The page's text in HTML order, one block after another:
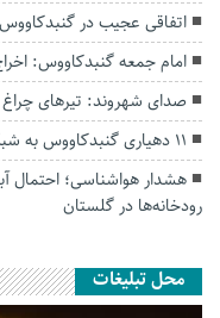
اتفاقی عجیب در‌
امام جمعه گنبدکاووس:
صدای شهروند: تیرهای
۱۱ دهیاری گنبدکاووس به شبکه حفاظت مردمی منابع طبیعی پیوستند
هشدار هواشناسی؛ احتمال
رودخانه‌ها در گلستان
محل تبلیغات